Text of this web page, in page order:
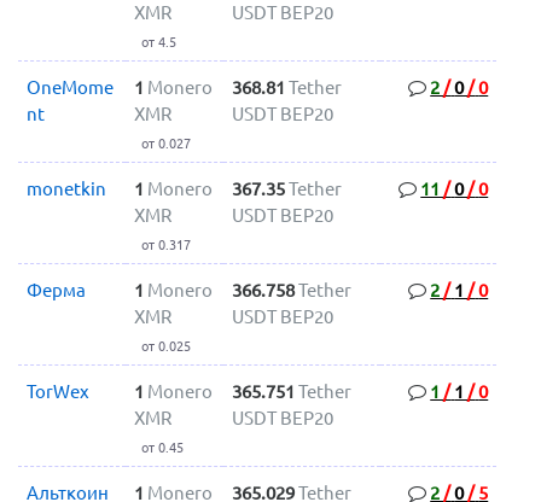
XMR
от 4.5
USDT BEP20
OneMome
nt
1 Monero
XMR
от 0.027
368.81 Tether
USDT BEP20
2 /0/0
monetkin 1 Monero
XMR
от 0.317
367.35Tether
USDT BEP20
11 /0/0
Ферма 1 Monero
XMR
от 0.025
366.758Tether
USDT BEP20
2 / 1 /0
TorWex 1 Monero
XMR
от 0.45
365.751 Tether
USDT BEP20
1 / 1 /0
Альткоин 1 Monero 365.029Tether 2 /0/ 5